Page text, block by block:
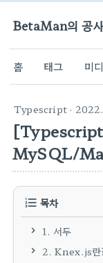
BetaMan의 공
홈 태그 미
Typescript ·
MySQL/
목차
1. 서두
2. Knex.js란